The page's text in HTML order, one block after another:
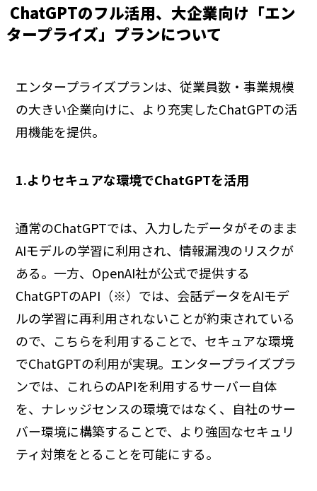
ChatGPTのフル活用、大企業向け「エン
タープライズ」プランについて
エンタープライズプランは、従業員数・事業規模
の大きい企業向けに、より充実したChatGPTの活
用機能を提供。
1.よりセキュアな環境でChatGPTを活用
通常のChatGPTでは、入力したデータがそのまま
AIモデルの学習に利用され、情報漏洩のリスクが
ある。一方、OpenAI社が公式で提供する
ChatGPTのAPI（※）では、会話データをAIモデ
ルの学習に再利用されないことが約束されている
ので、こちらを利用することで、セキュアな環境
でChatGPTの利用が実現。エンタープライズプラ
ンでは、これらのAPIを利用するサーバー自体
を、ナレッジセンスの環境ではなく、自社のサー
バー環境に構築することで、より強固なセキュリ
ティ対策をとることを可能にする。